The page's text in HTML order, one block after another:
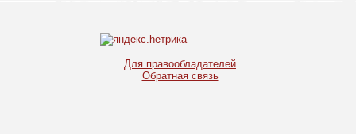
→
Игра интересная,а снизил одну звезду за то что нет уменьшения
экрана,играешь только на полном мониторе,очень неудобно!
Для правообладателей
Обратная связь